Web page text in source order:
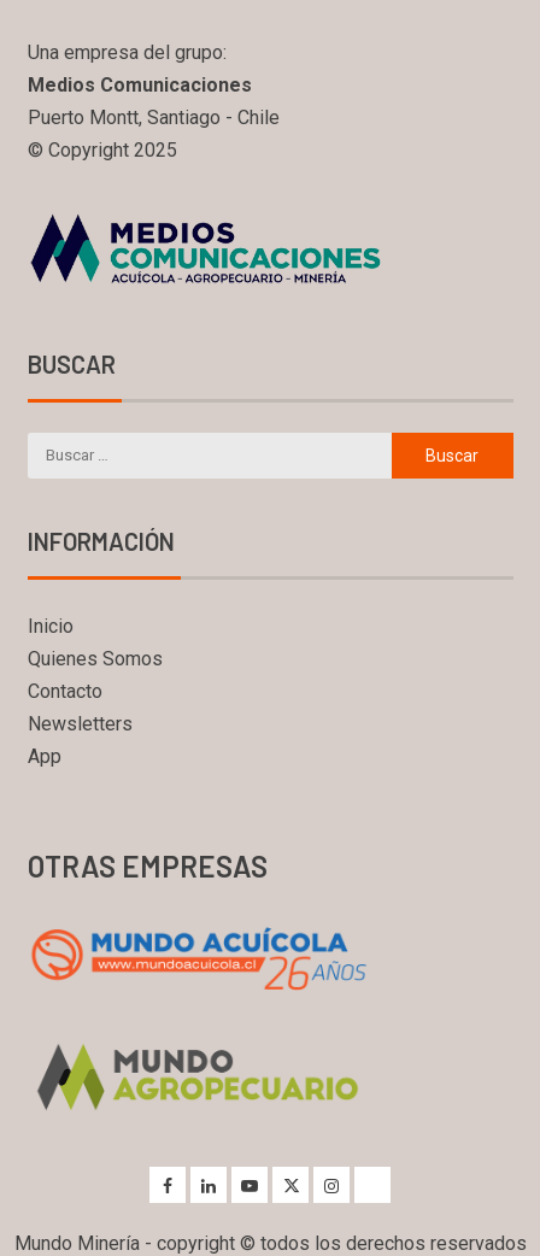
Una empresa del grupo:
Medios Comunicaciones
Puerto Montt, Santiago - Chile
© Copyright 2025
BUSCAR
INFORMACIÓN
Inicio
Quienes Somos
Contacto
Newsletters
App
OTRAS EMPRESAS
Mundo Minería - copyright © todos los derechos reservados